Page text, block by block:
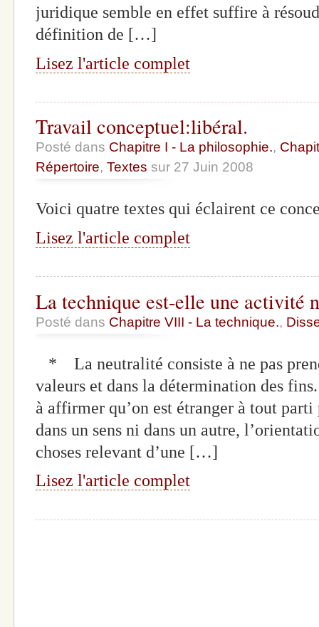
juridique semble en effet suffire à
définition de […]
Lisez l'article complet
Travail conceptuel:libéral.
Posté dans Chapitre I - La philosophie.,
Répertoire, Textes sur 27 Juin 2008
Voici quatre textes qui éclairent ce
Lisez l'article complet
La technique est-elle une activité
Posté dans Chapitre VIII - La technique.,
* La neutralité consiste à ne pas
valeurs et dans la détermination des
à affirmer qu’on est étranger à tout parti
dans un sens ni dans un autre,
choses relevant d’une […]
Lisez l'article complet